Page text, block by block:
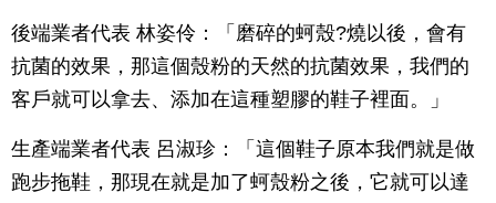
後端業者代表 林姿伶：「磨碎的蚵殼?燒以後，會有
抗菌的效果，那這個殼粉的天然的抗菌效果，我們的
客戶就可以拿去、添加在這種塑膠的鞋子裡面。」
生產端業者代表 呂淑珍：「這個鞋子原本我們就是做
跑步拖鞋，那現在就是加了蚵殼粉之後，它就可以達